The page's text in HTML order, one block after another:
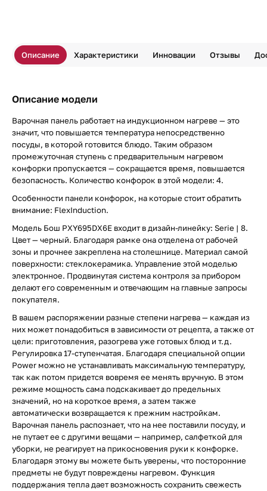
Описание Характеристики Инновации Отзывы
Описание модели
Варочная панель работает на индукционном нагреве — это
значит, что повышается температура непосредственно
посуды, в которой готовится блюдо. Таким образом
промежуточная ступень с предварительным нагревом
конфорки пропускается — сокращается время, повышается
безопасность. Количество конфорок в этой модели: 4.
Особенности панели конфорок, на которые стоит обратить
внимание: FlexInduction.
Модель Бош PXY695DX6E входит в дизайн-линейку: Serie | 8.
Цвет — черный. Благодаря рамке она отделена от рабочей
зоны и прочнее закреплена на столешнице. Материал самой
поверхности: стеклокерамика. Управление этой моделью
электронное. Продвинутая система контроля за прибором
делают его современным и отвечающим на главные запросы
покупателя.
В вашем распоряжении разные степени нагрева — каждая из
них может понадобиться в зависимости от рецепта, а также от
цели: приготовления, разогрева уже готовых блюд и т.д.
Регулировка 17-ступенчатая. Благодаря специальной опции
Power можно не устанавливать максимальную температуру,
так как потом придется вовремя ее менять вручную. В этом
режиме мощность сама подскакивает до предельных
значений, но на короткое время, а затем также
автоматически возвращается к прежним настройкам.
Варочная панель распознает, что на нее поставили посуду, и
не путает ее с другими вещами — например, салфеткой для
уборки, не реагирует на прикосновения руки к конфорке.
Благодаря этому вы можете быть уверены, что посторонние
предметы не будут повреждены нагревом. Функция
поддержания тепла дает возможность сохранить свежесть